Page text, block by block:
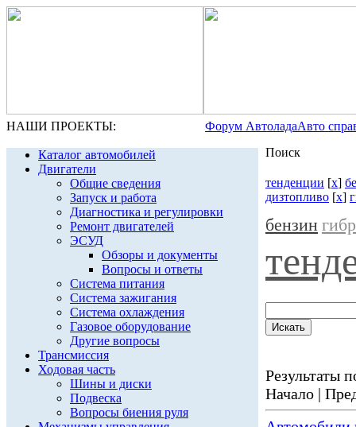
НАШИ ПРОЕКТЫ: Форум АвтоладаАвто
Каталог автомобилей
Двигатели
Общие сведения
Запуск и работа
Диагностика и регулировки
Ремонт двигателей
ЭСУД
Обзоры и документы
Вопросы и ответы
Система питания
Система зажигания
Система охлаждения
Газовое оборудование
Другие вопросы
Трансмиссия
Ходовая часть
Шины и диски
Подвеска
Вопросы биения руля
Поиск
тенденции [x]
дизтопливо [x]
бензин
Результаты
Начало |